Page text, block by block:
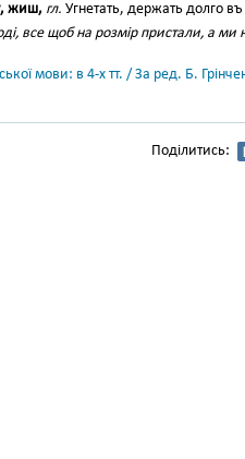
жиш, гл. Угнетать, держать долго
все щоб на розмір пристали, а ми
мови: в 4-х тт. / За ред. Б.
Поділитись: